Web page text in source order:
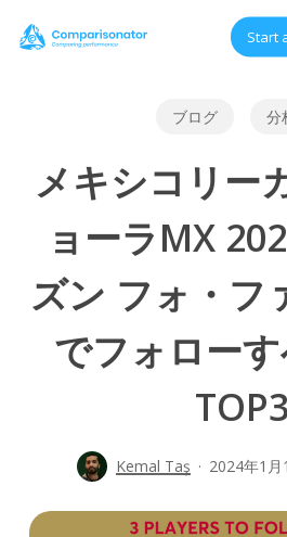
Start
ブログ 分
メキシコリー
ョーラMX
ズン フォ・フ
でフォロー
TOP3
Kemal Taş 2024年1月